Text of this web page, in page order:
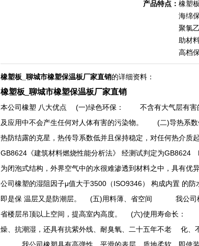
产品特点： 橡塑
海绵
聚氯
助材
高档
橡塑板_聊城市橡塑保温板厂家直销的详细资料：
橡塑板_聊城市橡塑保温板厂家直销
本公司橡塑 八大优点 (一)绿色环保： 不含有大气层有害
及应用中不会产生任何对人体有害的污染物。 (二)导热系
热防结露的克星，热传导系数低并且保持稳定，对任何热
GB8624《建筑材料燃烧性能分析法》 经测试判定为
为闭泡式结构，外界空气中的水很难渗透到材料之中，具有
公司橡塑的湿阻因子μ值大于3500（ISO9346） 构成内置 的
即是保 温层又是防潮层。 (五)用料薄、省空间 我公司橡
省楼层吊顶以上空间，提高室内高度。 (六)使用寿命长：
燥、抗潮湿，还具有抗紫外线、耐臭氧、二十五年不老 化